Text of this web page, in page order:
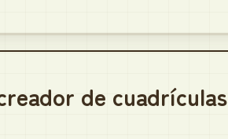
de cuadrículas